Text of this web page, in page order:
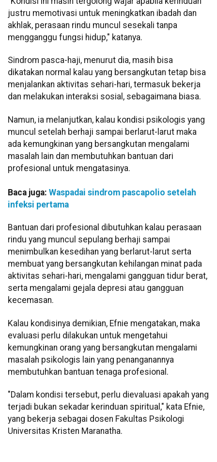
justru memotivasi untuk meningkatkan ibadah dan
akhlak, perasaan rindu muncul sesekali tanpa
mengganggu fungsi hidup," katanya.
Sindrom pasca-haji, menurut dia, masih bisa
dikatakan normal kalau yang bersangkutan tetap bisa
menjalankan aktivitas sehari-hari, termasuk bekerja
dan melakukan interaksi sosial, sebagaimana biasa.
Namun, ia melanjutkan, kalau kondisi psikologis yang
muncul setelah berhaji sampai berlarut-larut maka
ada kemungkinan yang bersangkutan mengalami
masalah lain dan membutuhkan bantuan dari
profesional untuk mengatasinya.
Baca juga: Waspadai sindrom pascapolio setelah
infeksi pertama
Bantuan dari profesional dibutuhkan kalau perasaan
rindu yang muncul sepulang berhaji sampai
menimbulkan kesedihan yang berlarut-larut serta
membuat yang bersangkutan kehilangan minat pada
aktivitas sehari-hari, mengalami gangguan tidur berat,
serta mengalami gejala depresi atau gangguan
kecemasan.
Kalau kondisinya demikian, Efnie mengatakan, maka
evaluasi perlu dilakukan untuk mengetahui
kemungkinan orang yang bersangkutan mengalami
masalah psikologis lain yang penanganannya
membutuhkan bantuan tenaga profesional.
"Dalam kondisi tersebut, perlu dievaluasi apakah yang
terjadi bukan sekadar kerinduan spiritual," kata Efnie,
yang bekerja sebagai dosen Fakultas Psikologi
Universitas Kristen Maranatha.